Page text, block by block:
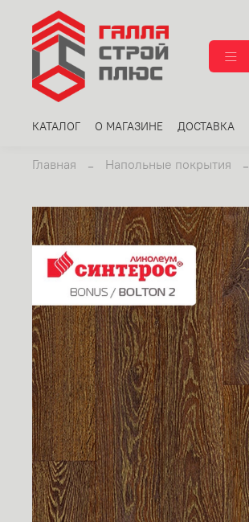
КАТАЛОГ О МАГАЗИНЕ ДОСТАВКА
Главная Напольные покрытия